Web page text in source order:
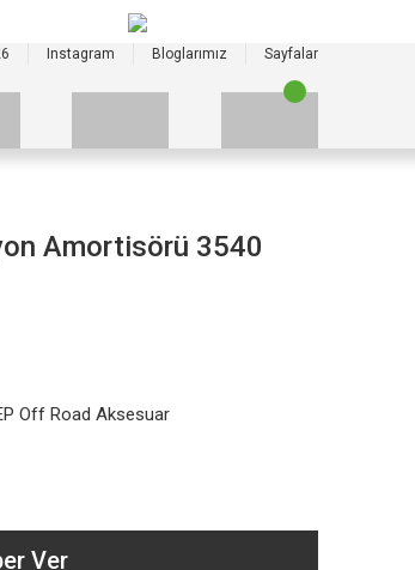
Instagram Bloglarımız Sayfalar
Amortisörü 3540
Off Road Aksesuar
Ver